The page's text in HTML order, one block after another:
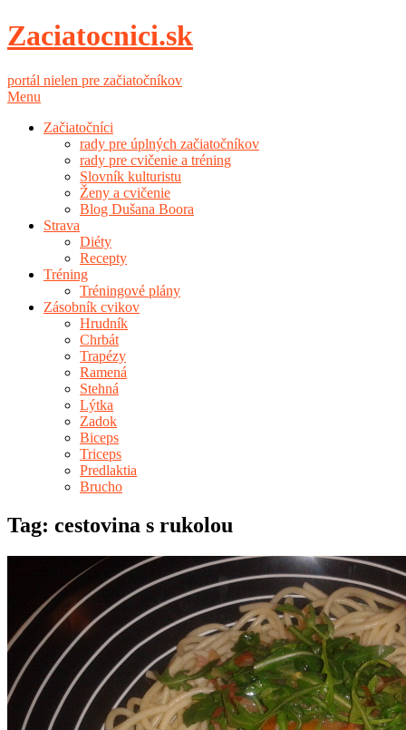
Zaciatocnici.sk
portál nielen pre začiatočníkov
Menu
Začiatočníci
rady pre úplných začiatočníkov
rady pre cvičenie a tréning
Slovník kulturistu
Ženy a cvičenie
Blog Dušana Boora
Strava
Diéty
Recepty
Tréning
Tréningové plány
Zásobník cvikov
Hrudník
Chrbát
Trapézy
Ramená
Stehná
Lýtka
Zadok
Biceps
Triceps
Predlaktia
Brucho
Tag: cestovina s rukolou